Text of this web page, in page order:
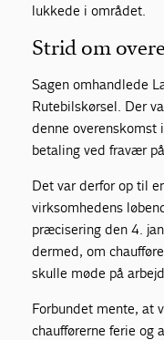
lukkede i området.
Strid om
Sagen omhandlede
Rutebilskørsel. Der
denne
betaling ved fravær
Det var derfor op til
virksomhedens
præcisering den 4.
dermed, om
skulle møde på
Forbundet mente, at
chaufførerne ferie og